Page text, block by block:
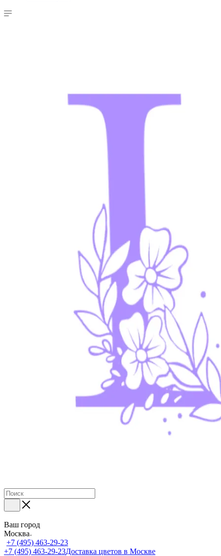
Ваш город
Москва
+7 (495) 463-29-23
+7 (495) 463-29-23Доставка цветов в Москве